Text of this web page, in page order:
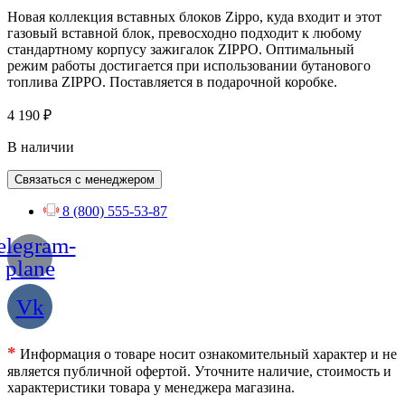
Новая коллекция вставных блоков Zippo, куда входит и этот
газовый вставной блок, превосходно подходит к любому
стандартному корпусу зажигалок ZIPPO. Оптимальный
режим работы достигается при использовании бутанового
топлива ZIPPO. Поставляется в подарочной коробке.
4 190 ₽
В наличии
Связаться с менеджером
8 (800) 555-53-87
plane
Vk
* Информация о товаре носит ознакомительный характер и не
является публичной офертой. Уточните наличие, стоимость и
характеристики товара у менеджера магазина.